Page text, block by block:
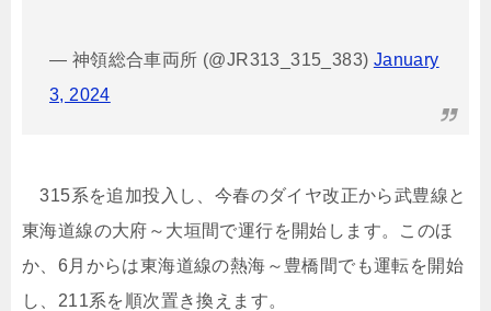
— 神領総合車両所 (@JR313_315_383) January
3, 2024
315系を追加投入し、今春のダイヤ改正から武豊線と
東海道線の大府～大垣間で運行を開始します。このほ
か、6月からは東海道線の熱海～豊橋間でも運転を開始
し、211系を順次置き換えます。